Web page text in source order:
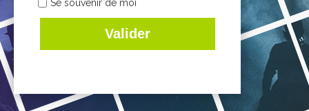
Se souvenir de moi